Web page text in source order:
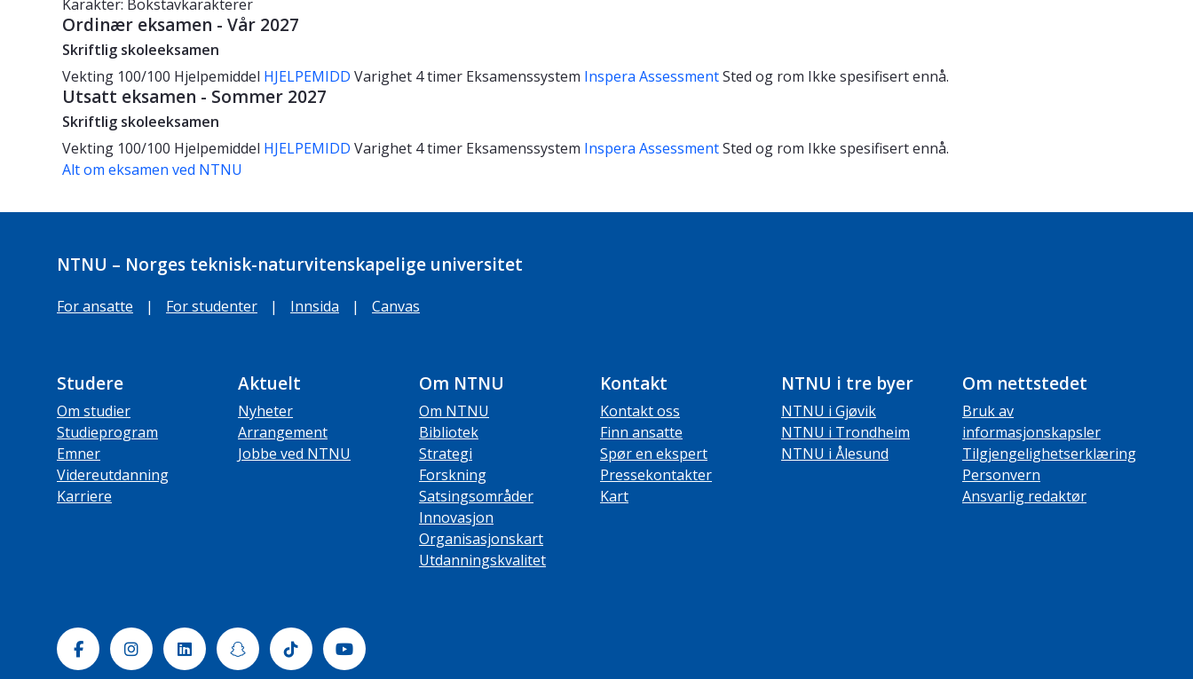
Karakter: Bokstavkarakterer
Ordinær eksamen - Vår 2027
Skriftlig skoleeksamen
Vekting 100/100 Hjelpemiddel HJELPEMIDD Varighet 4 timer Eksamenssystem Inspera AssessmentSted og rom Ikke spesifisert ennå.
Utsatt eksamen - Sommer 2027
Skriftlig skoleeksamen
Vekting 100/100 Hjelpemiddel HJELPEMIDD Varighet 4 timer Eksamenssystem Inspera AssessmentSted og rom Ikke spesifisert ennå.
Alt om eksamen ved NTNU
NTNU – Norges teknisk-naturvitenskapelige universitet
For ansatte | For studenter | Innsida | Canvas
Studere
Om studier
Studieprogram
Emner
Videreutdanning
Karriere
Aktuelt
Nyheter
Arrangement
Jobbe ved NTNU
Om NTNU
Om NTNU
Bibliotek
Strategi
Forskning
Satsingsområder
Innovasjon
Organisasjonskart
Utdanningskvalitet
Kontakt
Kontakt oss
Finn ansatte
Spør en ekspert
Pressekontakter
Kart
NTNU i tre byer
NTNU i Gjøvik
NTNU i Trondheim
NTNU i Ålesund
Om nettstedet
Bruk av
informasjonskapsler
Tilgjengelighetserklæring
Personvern
Ansvarlig redaktør
FacebookInstagramLinkedinSnapchatTiktok Youtube